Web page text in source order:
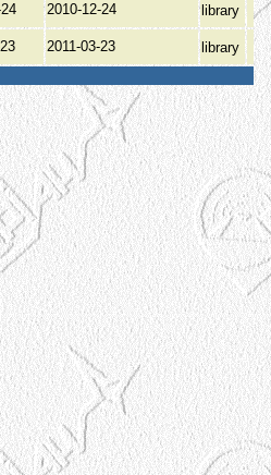
2010-12-24 library
2011-03-23
library